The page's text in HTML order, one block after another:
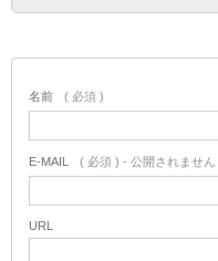
名前 ( 必須 )
E-MAIL ( 必須 ) - 公開されません
URL